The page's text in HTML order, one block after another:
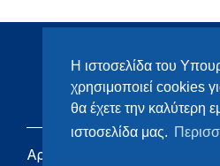
Η ιστοσελίδα του
χρησιμοποιεί cookies
θα έχετε την καλύτερη
ιστοσελίδα μας.
Αρχική